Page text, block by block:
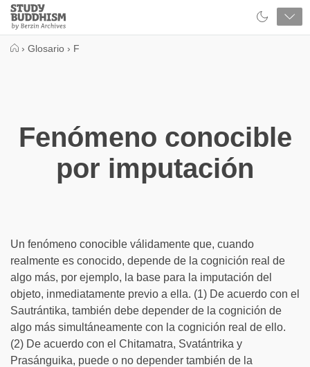
Close
Study
Buddhism
› Glosario › F
Fenómeno conocible
por imputación
Un fenómeno conocible válidamente que, cuando
realmente es conocido, depende de la cognición real de
algo más, por ejemplo, la base para la imputación del
objeto, inmediatamente previo a ella. (1) De acuerdo con el
Sautrántika, también debe depender de la cognición de
algo más simultáneamente con la cognición real de ello.
(2) De acuerdo con el Chitamatra, Svatántrika y
Prasánguika, puede o no depender también de la